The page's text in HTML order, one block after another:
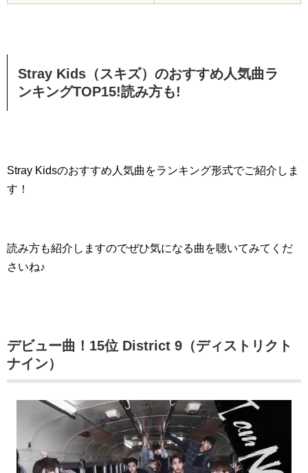
Stray Kids（スキズ）のおすすめ人気曲ラ
ンキングTOP15!読み方も!
Stray Kidsのおすすめ人気曲をランキング形式でご紹介しま
す！
読み方も紹介しますのでぜひ気になる曲を聴いてみてくだ
さいね♪
デビュー曲！15位 District 9（ディストリクト
ナイン）